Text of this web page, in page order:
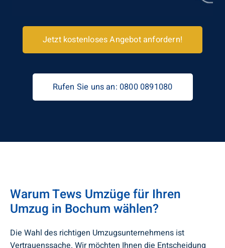
Jetzt kostenloses Angebot anfordern!
Rufen Sie uns an: 0800 0891080
Warum Tews Umzüge für Ihren
Umzug in Bochum wählen?
Die Wahl des richtigen Umzugsunternehmens ist